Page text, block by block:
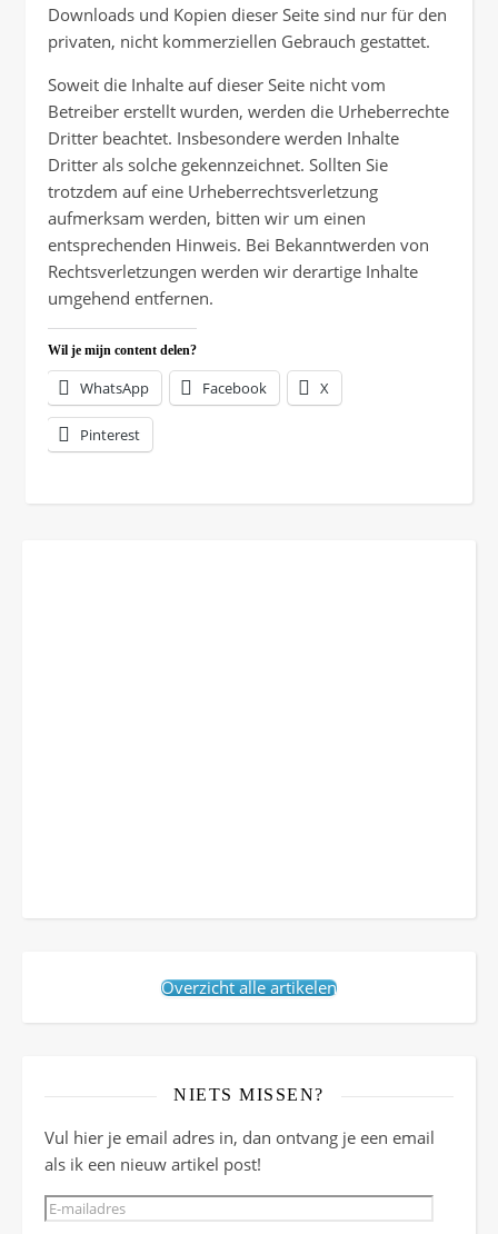
Downloads und Kopien dieser Seite sind nur für den
privaten, nicht kommerziellen Gebrauch gestattet.
Soweit die Inhalte auf dieser Seite nicht vom
Betreiber erstellt wurden, werden die Urheberrechte
Dritter beachtet. Insbesondere werden Inhalte
Dritter als solche gekennzeichnet. Sollten Sie
trotzdem auf eine Urheberrechtsverletzung
aufmerksam werden, bitten wir um einen
entsprechenden Hinweis. Bei Bekanntwerden von
Rechtsverletzungen werden wir derartige Inhalte
umgehend entfernen.
Wil je mijn content delen?
WhatsApp Facebook X
Pinterest
Overzicht alle artikelen
NIETS MISSEN?
Vul hier je email adres in, dan ontvang je een email
als ik een nieuw artikel post!
E-mailadres